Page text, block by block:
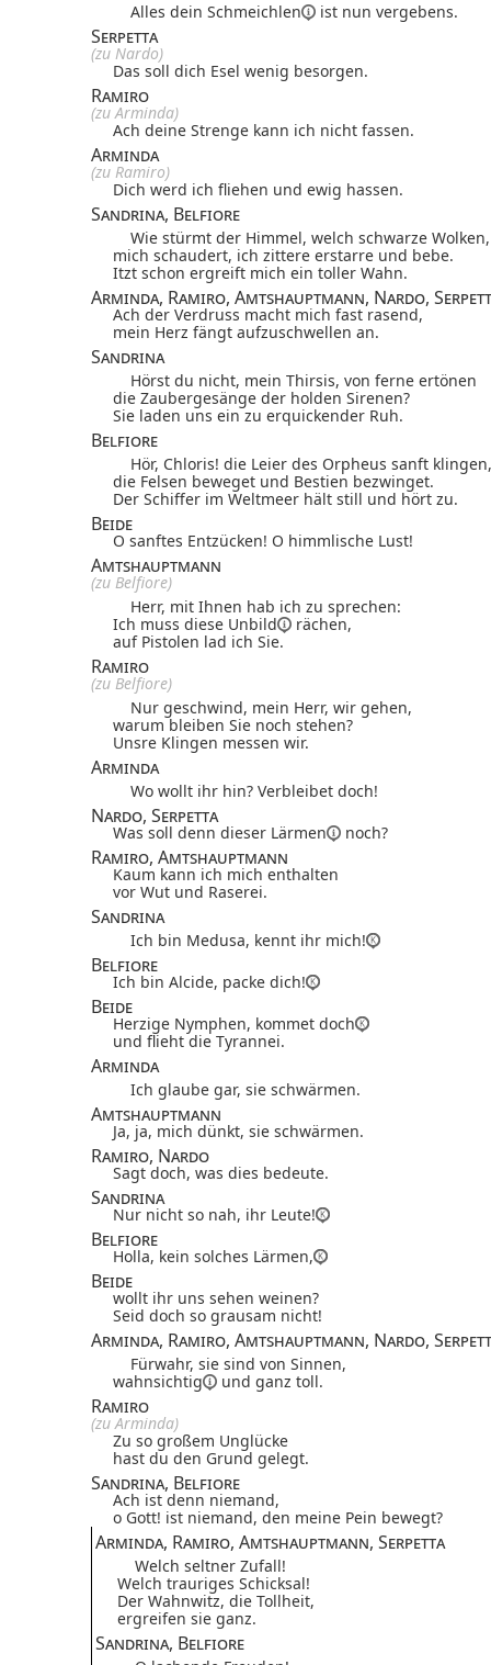
Alles dein Schmeichlen ist nun vergebens.
Serpetta
(zu Nardo)
Das soll dich Esel wenig besorgen.
Ramiro
(zu Arminda)
Ach deine Strenge kann ich nicht fassen.
Arminda
(zu Ramiro)
Dich werd ich fliehen und ewig hassen.
Sandrina, Belfiore
Wie stürmt der Himmel, welch schwarze Wolken,
mich schaudert, ich zittere erstarre und bebe.
Itzt schon ergreift mich ein toller Wahn.
Arminda, Ramiro, Amtshauptmann, Nardo,
Ach der Verdruss macht mich fast rasend,
mein Herz fängt aufzuschwellen an.
Sandrina
Hörst du nicht, mein Thirsis, von ferne ertönen
die Zaubergesänge der holden Sirenen?
Sie laden uns ein zu erquickender Ruh.
Belfiore
Hör, Chloris! die Leier des Orpheus sanft klingen,
die Felsen beweget und Bestien bezwinget.
Der Schiffer im Weltmeer hält still und hört zu.
Beide
O sanftes Entzücken! O himmlische Lust!
Amtshauptmann
(zu Belfiore)
Herr, mit Ihnen hab ich zu sprechen:
Ich muss diese Unbild
rächen,
auf Pistolen lad ich Sie.
Ramiro
(zu Belfiore)
Nur geschwind, mein Herr, wir gehen,
warum bleiben Sie noch stehen?
Unsre Klingen messen wir.
Arminda
Wo wollt ihr hin? Verbleibet doch!
Nardo, Serpetta
Was soll denn dieser Lärmen noch?
Ramiro, Amtshauptmann
Kaum kann ich mich enthalten
vor Wut und Raserei.
Sandrina
Ich bin Medusa, kennt ihr mich!
Belfiore
Ich bin Alcide, packe dich!
Beide
Herzige Nymphen, kommet doch
und flieht die Tyrannei.
Arminda
Ich glaube gar, sie schwärmen.
Amtshauptmann
Ja, ja, mich dünkt, sie schwärmen.
Ramiro, Nardo
Sagt doch, was dies bedeute.
Sandrina
Nur nicht so nah, ihr Leute!
Belfiore
Holla, kein solches Lärmen,
Beide
wollt ihr uns sehen weinen?
Seid doch so grausam nicht!
Arminda, Ramiro, Amtshauptmann, Nardo,
Fürwahr, sie sind von Sinnen,
wahnsichtig
und ganz toll.
Ramiro
(zu Arminda)
Zu so großem Unglücke
hast du den Grund gelegt.
Sandrina, Belfiore
Ach ist denn niemand,
o Gott! ist niemand, den meine Pein bewegt?
Arminda, Ramiro, Amtshauptmann, Serpetta
Welch seltner Zufall!
Welch trauriges Schicksal!
Der Wahnwitz, die Tollheit,
ergreifen sie ganz.
Sandrina, Belfiore